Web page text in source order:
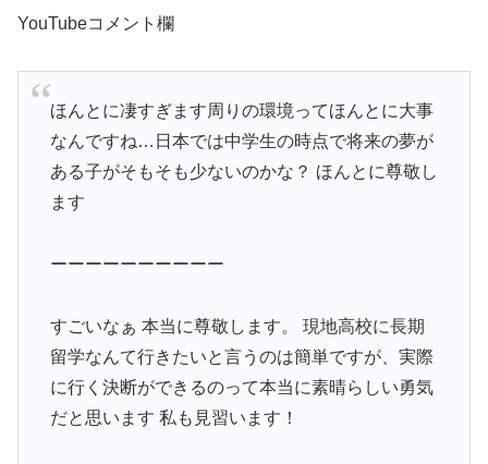
YouTubeコメント欄
ほんとに凄すぎます周りの環境ってほんとに大事
なんですね…日本では中学生の時点で将来の夢が
ある子がそもそも少ないのかな？ ほんとに尊敬し
ます
ーーーーーーーーーー
すごいなぁ 本当に尊敬します。 現地高校に長期
留学なんて行きたいと言うのは簡単ですが、実際
に行く決断ができるのって本当に素晴らしい勇気
だと思います 私も見習います！